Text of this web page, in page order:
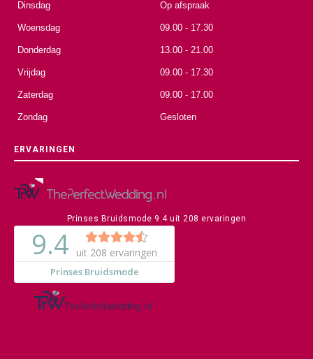
Dinsdag Op afspraak
Woensdag 09.00 - 17.30
Donderdag 13.00 - 21.00
Vrijdag 09.00 - 17.30
Zaterdag 09.00 - 17.00
Zondag Gesloten
ERVARINGEN
Prinses Bruidsmode 9.4uit 208 ervaringen